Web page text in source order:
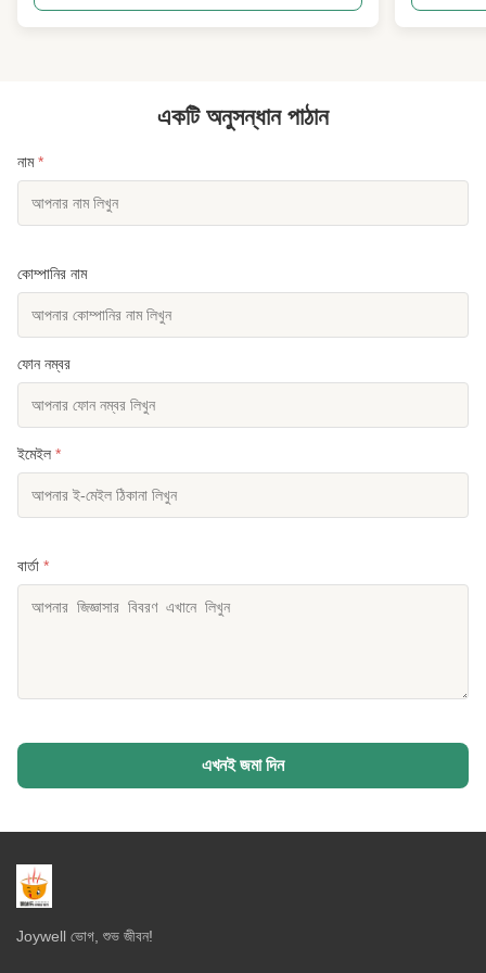
বেকিং প্রযুক্তি গ্রহণ করি অতি...
ন্যূনতম তেল
একটি অনুসন্ধান পাঠান
নাম*
কোম্পানির নাম
ফোন নম্বর
ইমেইল *
বার্তা *
এখনই জমা দিন
Joywell ভোগ, শুভ জীবন!